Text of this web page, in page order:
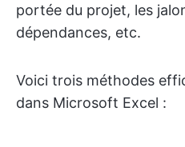
portée du projet, les
dépendances, etc.
Voici trois méthodes
dans Microsoft Excel :